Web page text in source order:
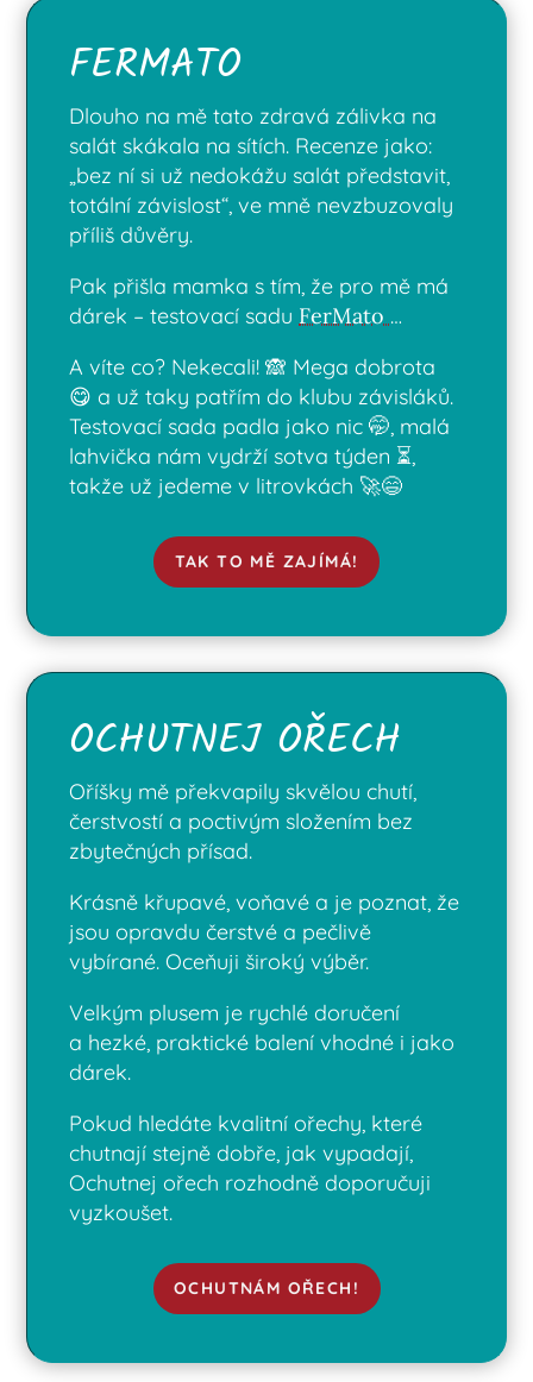
FERMATO
Dlouho na mě tato zdravá zálivka na
salát skákala na sítích. Recenze jako:
„bez ní si už nedokážu salát představit,
totální závislost“, ve mně nevzbuzovaly
příliš důvěry.
Pak přišla mamka s tím, že pro mě má
dárek – testovací sadu FerMato …
A víte co? Nekecali! 🙈 Mega dobrota
😋 a už taky patřím do klubu závisláků.
Testovací sada padla jako nic 🤭, malá
lahvička nám vydrží sotva týden ⏳,
takže už jedeme v litrovkách 🚀😄
TAK TO MĚ ZAJÍMÁ!
OCHUTNEJ OŘECH
Oříšky mě překvapily skvělou chutí,
čerstvostí a poctivým složením bez
zbytečných přísad.
Krásně křupavé, voňavé a je poznat, že
jsou opravdu čerstvé a pečlivě
vybírané. Oceňuji široký výběr.
Velkým plusem je rychlé doručení
a hezké, praktické balení vhodné i jako
dárek.
Pokud hledáte kvalitní ořechy, které
chutnají stejně dobře, jak vypadají,
Ochutnej ořech rozhodně doporučuji
vyzkoušet.
OCHUTNÁM OŘECH!